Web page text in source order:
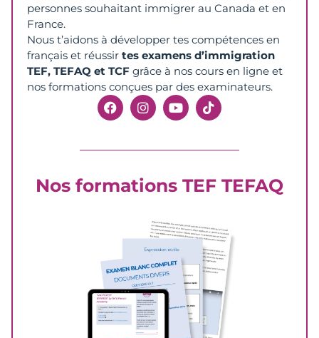
personnes souhaitant immigrer au Canada et en
France.
Nous t’aidons à développer tes compétences en
français et réussir tes examens d’immigration
TEF, TEFAQ et TCF grâce à nos cours en ligne et
nos formations conçues par des examinateurs.
Nos formations TEF TEFAQ